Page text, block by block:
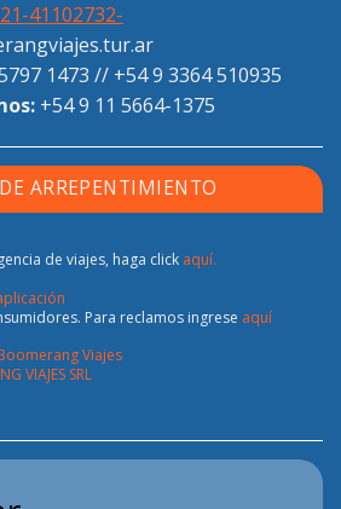
41102732-
1473 // +54 9 3364 510935
+54 9 11 5664-1375
ARREPENTIMIENTO
de viajes, haga click aquí.
Para reclamos ingrese aquí
Viajes
VIAJES SRL